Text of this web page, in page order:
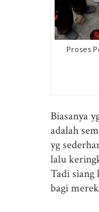
Proses
Biasanya
adalah
yg
lalu
Tadi siang
bagi